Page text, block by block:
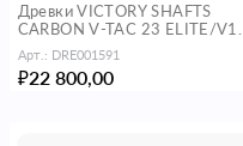
Древки VICTORY SHAFTS
CARBON V-TAC 23 ELITE/V1
ID 8.0 270 / 31" WITH IP
комплект 12 штук
Арт.: DRE001591
₽22 800,00